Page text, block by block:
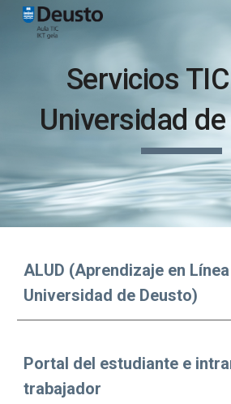
Skip to main content
Servicios
Universidad
ALUD (Aprendizaje en Línea
Universidad de Deusto)
Portal del estudiante e
trabajador